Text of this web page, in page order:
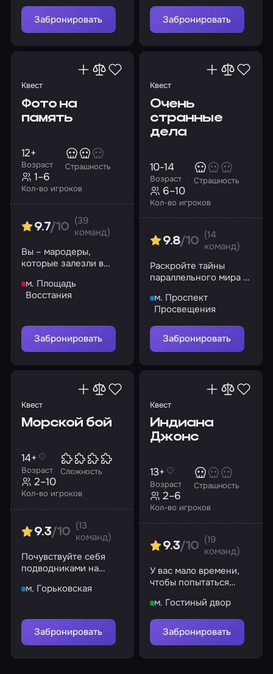
Забронировать Забронировать
Квест
Фото на
память
Возраст
12+
Страшность
Кол-во игроков
1–6
9.7/10
(39
команд)
Вы – мародеры,
которые залезли в
нашли среди старых
вещей фотоаппарат…
м. Площадь
Восстания
Забронировать
Квест
Очень
странные
дела
Возраст
10-14
Страшность
Кол-во игроков
6–10
9.8/10
(14
команд)
Раскройте тайны
параллельного мира и
м. Проспект
Просвещения
Забронировать
Квест
Морской бой
Возраст
14+
Сложность
Кол-во игроков
2–10
9.3/10
(13
команд)
Почувствуйте себя
подводниками на
м. Горьковская
Забронировать
Квест
Индиана
Джонс
Возраст
13+
Страшность
Кол-во игроков
2–6
9.3/10
(19
команд)
У вас мало времени,
чтобы попытаться
м. Гостиный двор
Забронировать